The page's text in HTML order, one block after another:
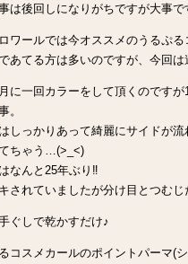
は後回しになりがちですが大事で
ワールでは今オススメのうるぷ
あてる方は多いのですが、今回
に一回カラーをして頂くのです
。
しっかりあって綺麗にサイドが
ちゃう…(>_<)
なんと25年ぶり‼︎
されていましたが分け目とつむ
ぐしで乾かすだけ♪
コスメカールのポイントパーマ(